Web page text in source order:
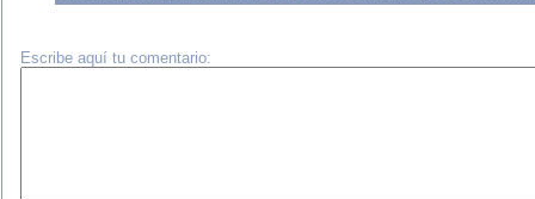
Escribe aquí tu comentario: